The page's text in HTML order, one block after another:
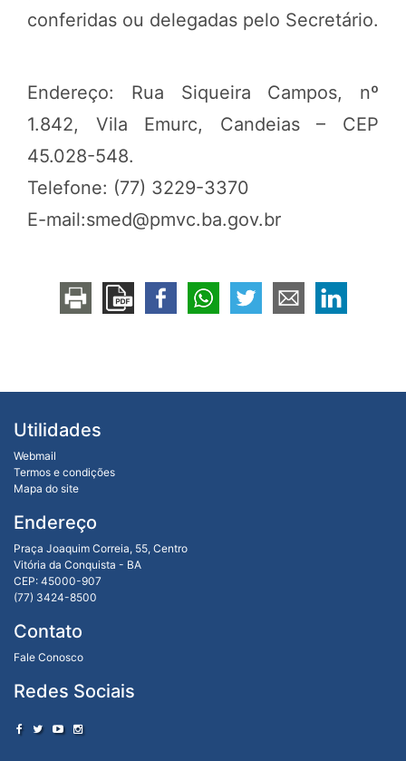
conferidas ou delegadas pelo Secretário.
Endereço: Rua Siqueira Campos, nº
1.842, Vila Emurc, Candeias – CEP
45.028-548.
Telefone: (77) 3229-3370
E-mail:smed@pmvc.ba.gov.br
Utilidades
Webmail
Termos e condições
Mapa do site
Endereço
Praça Joaquim Correia, 55, Centro
Vitória da Conquista - BA
CEP: 45000-907
(77) 3424-8500
Contato
Fale Conosco
Redes Sociais